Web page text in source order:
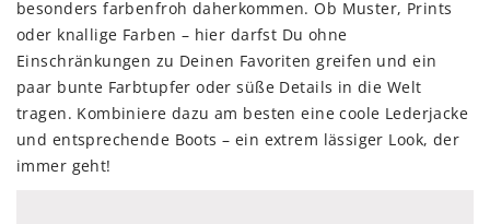
besonders farbenfroh daherkommen. Ob Muster, Prints
oder knallige Farben – hier darfst Du ohne
Einschränkungen zu Deinen Favoriten greifen und ein
paar bunte Farbtupfer oder süße Details in die Welt
tragen. Kombiniere dazu am besten eine coole Lederjacke
und entsprechende Boots – ein extrem lässiger Look, der
immer geht!